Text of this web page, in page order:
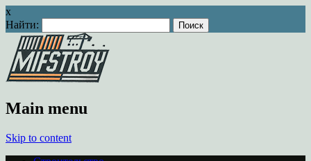
x
Найти:
Main menu
Skip to content